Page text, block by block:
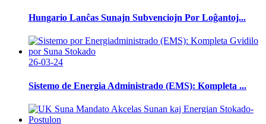
Hungario Lanĉas Sunajn Subvenciojn Por Loĝantoj...
26-03-24
Sistemo de Energia Administrado (EMS): Kompleta ...